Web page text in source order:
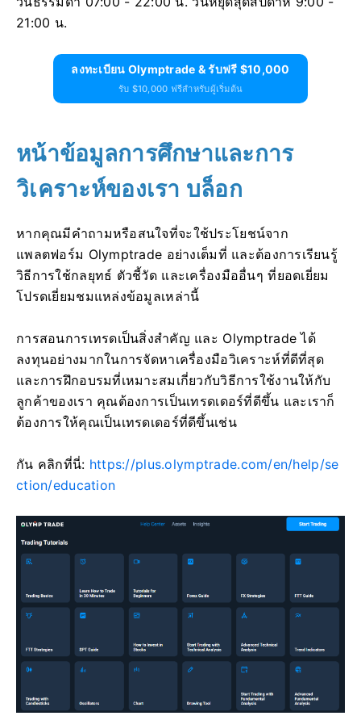
21:00 น.
ลงทะเบียน Olymptrade & รับฟรี $10,000
รับ $10,000 ฟรีสำหรับผู้เริ่มต้น
หน้าข้อมูลการศึกษาและการ
วิเคราะห์ของเรา บล็อก
หากคุณมีคำถามหรือสนใจที่จะใช้ประโยชน์จาก
แพลตฟอร์ม Olymptrade อย่างเต็มที่ และต้องการเรียนรู้
วิธีการใช้กลยุทธ์ ตัวชี้วัด และเครื่องมืออื่นๆ ที่ยอดเยี่ยม
โปรดเยี่ยมชมแหล่งข้อมูลเหล่านี้
การสอนการเทรดเป็นสิ่งสำคัญ และ Olymptrade ได้
ลงทุนอย่างมากในการจัดหาเครื่องมือวิเคราะห์ที่ดีที่สุด
และการฝึกอบรมที่เหมาะสมเกี่ยวกับวิธีการใช้งานให้กับ
ลูกค้าของเรา คุณต้องการเป็นเทรดเดอร์ที่ดีขึ้น และเราก็
ต้องการให้คุณเป็นเทรดเดอร์ที่ดีขึ้นเช่น
กัน คลิกที่นี่: https://plus.olymptrade.com/en/help/se
ction/education